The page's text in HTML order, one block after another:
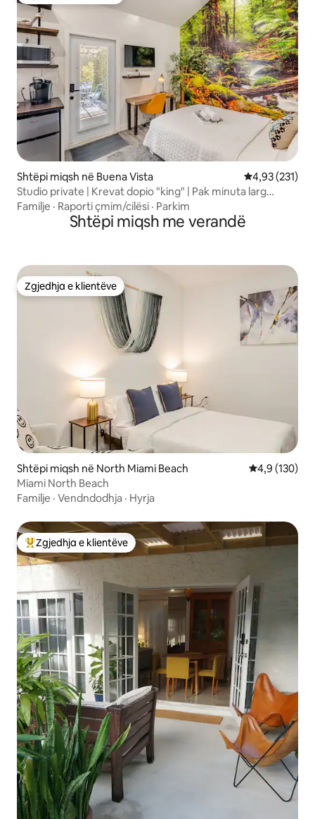
Shtëpi miqsh në Buena Vista Vlerësimi
4,93 (231)
Studio private | Krevat dopio "king" | Pak minuta larg
Wynwood
Familje · Raporti çmim/cilësi · Parkim
Shtëpi miqsh me verandë
Zgjedhja e klientëve
Zgjedhja e klientëve
Shtëpi miqsh në North Miami Beach Vlerësimi
4,9 (130)
Miami North Beach
Familje · Vendndodhja · Hyrja
Më të mirat e zgjedhjeve të klientëve
Zgjedhja e klientëve